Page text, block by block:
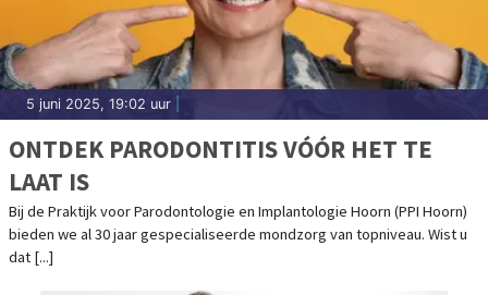
5 juni 2025, 19:02 uur
ONTDEK PARODONTITIS VÓÓR HET TE
LAAT IS
Bij de Praktijk voor Parodontologie en Implantologie Hoorn (PPI Hoorn)
bieden we al 30 jaar gespecialiseerde mondzorg van topniveau. Wist u
dat [...]